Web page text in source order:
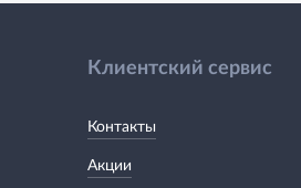
Клиентский сервис
Контакты
Акции